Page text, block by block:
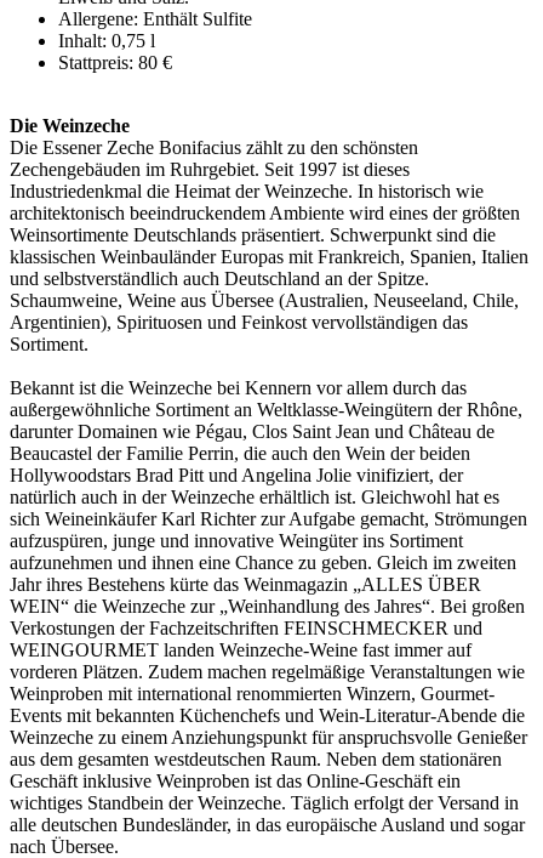
Allergene: Enthält Sulfite
Inhalt: 0,75 l
Stattpreis: 80 €
Die Weinzeche
Die Essener Zeche Bonifacius zählt zu den schönsten
Zechengebäuden im Ruhrgebiet. Seit 1997 ist dieses
Industriedenkmal die Heimat der Weinzeche. In historisch wie
architektonisch beeindruckendem Ambiente wird eines der größten
Weinsortimente Deutschlands präsentiert. Schwerpunkt sind die
klassischen Weinbauländer Europas mit Frankreich, Spanien, Italien
und selbstverständlich auch Deutschland an der Spitze.
Schaumweine, Weine aus Übersee (Australien, Neuseeland, Chile,
Argentinien), Spirituosen und Feinkost vervollständigen das
Sortiment.
Bekannt ist die Weinzeche bei Kennern vor allem durch das
außergewöhnliche Sortiment an Weltklasse-Weingütern der Rhône,
darunter Domainen wie Pégau, Clos Saint Jean und Château de
Beaucastel der Familie Perrin, die auch den Wein der beiden
Hollywoodstars Brad Pitt und Angelina Jolie vinifiziert, der
natürlich auch in der Weinzeche erhältlich ist. Gleichwohl hat es
sich Weineinkäufer Karl Richter zur Aufgabe gemacht, Strömungen
aufzuspüren, junge und innovative Weingüter ins Sortiment
aufzunehmen und ihnen eine Chance zu geben. Gleich im zweiten
Jahr ihres Bestehens kürte das Weinmagazin „ALLES ÜBER
WEIN“ die Weinzeche zur „Weinhandlung des Jahres“. Bei großen
Verkostungen der Fachzeitschriften FEINSCHMECKER und
WEINGOURMET landen Weinzeche-Weine fast immer auf
vorderen Plätzen. Zudem machen regelmäßige Veranstaltungen wie
Weinproben mit international renommierten Winzern, Gourmet-
Events mit bekannten Küchenchefs und Wein-Literatur-Abende die
Weinzeche zu einem Anziehungspunkt für anspruchsvolle Genießer
aus dem gesamten westdeutschen Raum. Neben dem stationären
Geschäft inklusive Weinproben ist das Online-Geschäft ein
wichtiges Standbein der Weinzeche. Täglich erfolgt der Versand in
alle deutschen Bundesländer, in das europäische Ausland und sogar
nach Übersee.